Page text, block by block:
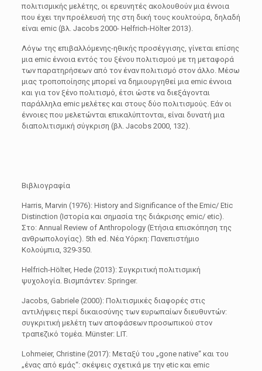
πολιτισμικής μελέτης, οι ερευνητές ακολουθούν μια έννοια
που έχει την προέλευσή της στη δική τους κουλτούρα, δηλαδή
είναι emic (βλ. Jacobs 2000- Helfrich-Hölter 2013).
Λόγω της επιβαλλόμενης-ηθικής προσέγγισης, γίνεται επίσης
μια emic έννοια εντός του ξένου πολιτισμού με τη μεταφορά
των παρατηρήσεων από τον έναν πολιτισμό στον άλλο. Μέσω
μιας τροποποίησης μπορεί να δημιουργηθεί μια emic έννοια
και για τον ξένο πολιτισμό, έτσι ώστε να διεξάγονται
παράλληλα emic μελέτες και στους δύο πολιτισμούς. Εάν οι
έννοιες που μελετώνται επικαλύπτονται, είναι δυνατή μια
διαπολιτισμική σύγκριση (βλ. Jacobs 2000, 132).
Βιβλιογραφία
Harris, Marvin (1976): History and Significance of the Emic/ Etic
Distinction (Ιστορία και σημασία της διάκρισης emic/ etic).
Στο: Annual Review of Anthropology (Ετήσια επισκόπηση της
ανθρωπολογίας). 5th ed. Νέα Υόρκη: Πανεπιστήμιο
Κολούμπια, 329-350.
Helfrich-Hölter, Hede (2013): Συγκριτική πολιτισμική
ψυχολογία. Βισμπάντεν: Springer.
Jacobs, Gabriele (2000): Πολιτισμικές διαφορές στις
αντιλήψεις περί δικαιοσύνης των ευρωπαίων διευθυντών:
συγκριτική μελέτη των αποφάσεων προσωπικού στον
τραπεζικό τομέα. Münster: LIT.
Lohmeier, Christine (2017): Μεταξύ του „gone native“ και του
„ένας από εμάς“: σκέψεις σχετικά με την etic και emic